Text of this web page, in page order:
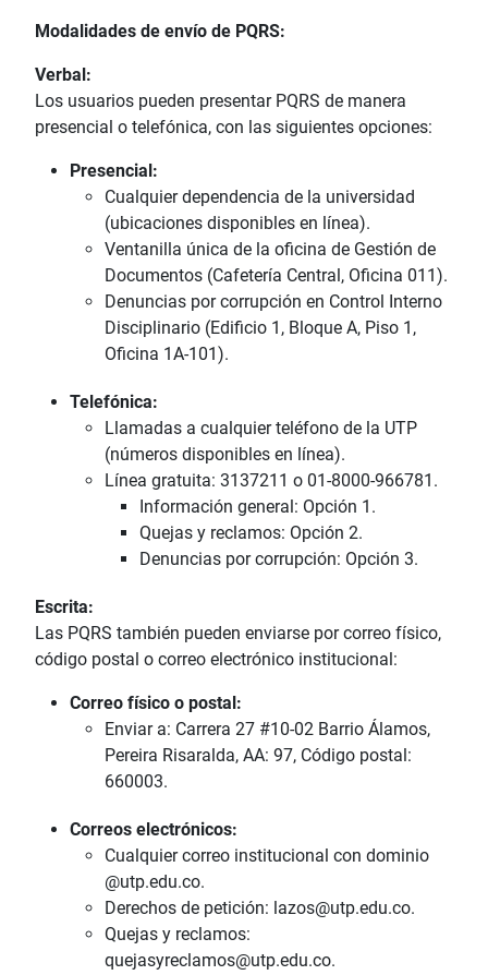
Modalidades de envío de PQRS:
Verbal:
Los usuarios pueden presentar PQRS de manera
presencial o telefónica, con las siguientes opciones:
Presencial:
Cualquier dependencia de la universidad
(ubicaciones disponibles en línea).
Ventanilla única de la oficina de Gestión de
Documentos (Cafetería Central, Oficina 011).
Denuncias por corrupción en Control Interno
Disciplinario (Edificio 1, Bloque A, Piso 1,
Oficina 1A-101).
Telefónica:
Llamadas a cualquier teléfono de la UTP
(números disponibles en línea).
Línea gratuita: 3137211 o 01-8000-966781.
Información general: Opción 1.
Quejas y reclamos: Opción 2.
Denuncias por corrupción: Opción 3.
Escrita:
Las PQRS también pueden enviarse por correo físico,
código postal o correo electrónico institucional:
Correo físico o postal:
Enviar a: Carrera 27 #10-02 Barrio Álamos,
Pereira Risaralda, AA: 97, Código postal:
660003.
Correos electrónicos:
Cualquier correo institucional con dominio
@utp.edu.co.
Derechos de petición: lazos@utp.edu.co.
Quejas y reclamos:
quejasyreclamos@utp.edu.co.